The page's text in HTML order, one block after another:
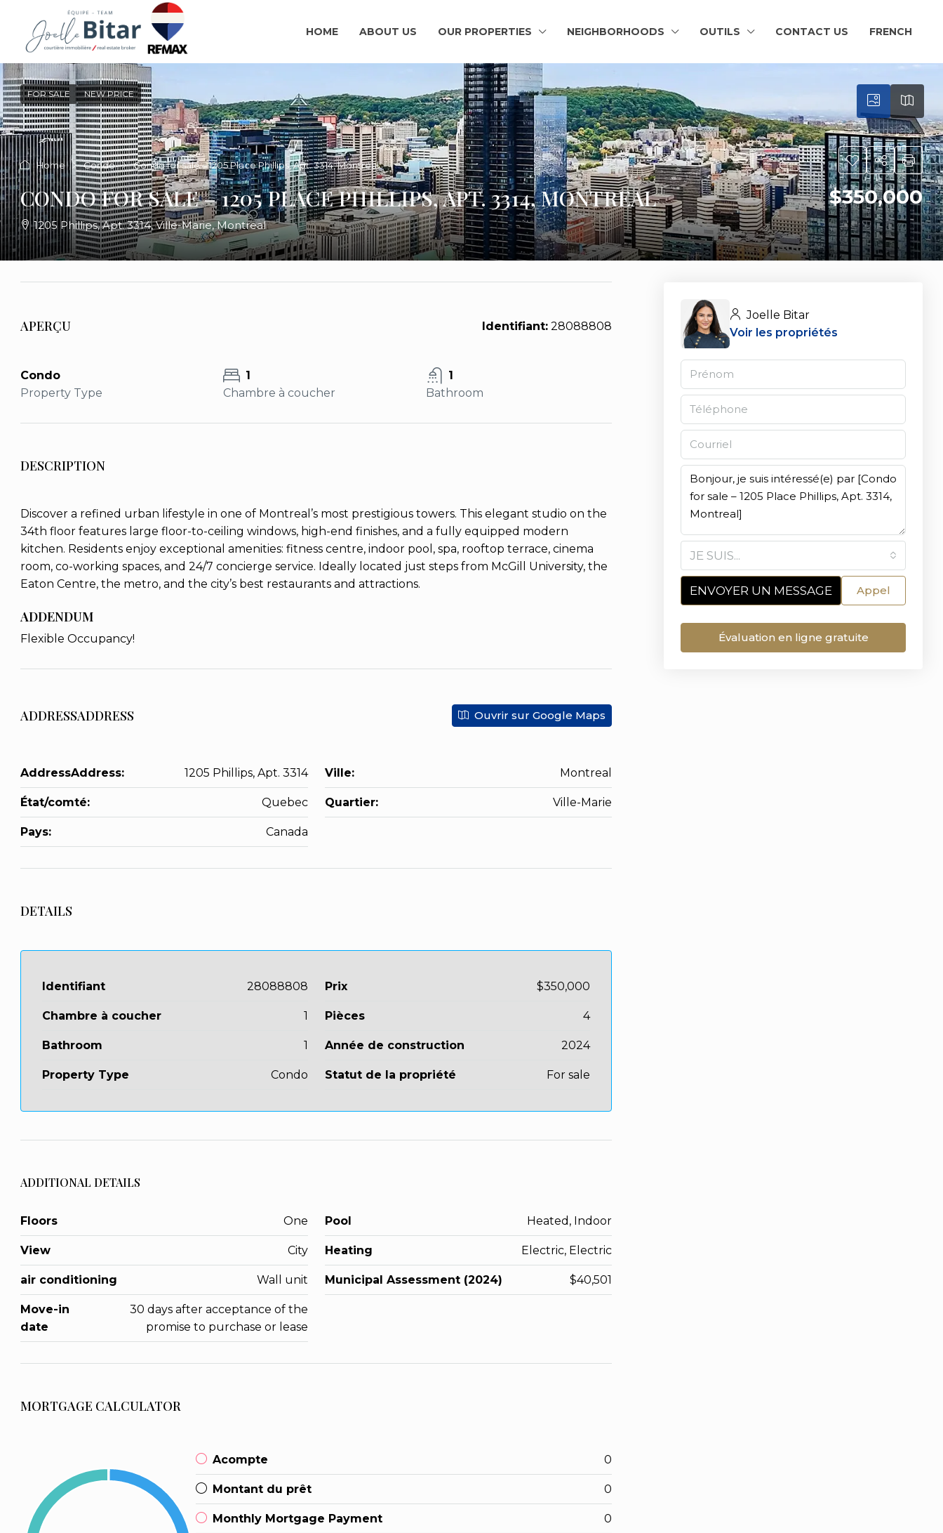
HOME ABOUT US OUR PROPERTIES NEIGHBORHOODS OUTILS CONTACT US FRENCH
FOR SALE NEW PRICE
Home Condo Condo for sale – 1205 Place Phillips, Apt. 3314, Montreal
CONDO FOR SALE – 1205 PLACE PHILLIPS, APT. 3314, MONTREAL
1205 Phillips, Apt. 3314, Ville-Marie, Montreal
$350,000
APERÇU Identifiant: 28088808
Condo
Property Type
1
Chambre à coucher
1
Bathroom
DESCRIPTION
Discover a refined urban lifestyle in one of Montreal’s most prestigious towers. This elegant studio on the
34th floor features large floor-to-ceiling windows, high-end finishes, and a fully equipped modern
kitchen. Residents enjoy exceptional amenities: fitness centre, indoor pool, spa, rooftop terrace, cinema
room, co-working spaces, and 24/7 concierge service. Ideally located just steps from McGill University, the
Eaton Centre, the metro, and the city’s best restaurants and attractions.
ADDENDUM
Flexible Occupancy!
ADDRESSADDRESS Ouvrir sur Google Maps
AddressAddress: 1205 Phillips, Apt. 3314 Ville: Montreal
État/comté: Quebec Quartier: Ville-Marie
Pays: Canada
DETAILS
Identifiant 28088808 Prix $350,000
Chambre à coucher 1 Pièces 4
Bathroom 1 Année de construction 2024
Property Type Condo Statut de la propriété For sale
ADDITIONAL DETAILS
Floors One Pool Heated, Indoor
View City Heating Electric, Electric
air conditioning Wall unit Municipal Assessment (2024) $40,501
Move-in
date
30 days after acceptance of the
promise to purchase or lease
MORTGAGE CALCULATOR
Acompte 0
Montant du prêt 0
Monthly Mortgage Payment 0
Joelle Bitar
Voir les propriétés
JE SUIS...
ENVOYER UN MESSAGE Appel
Évaluation en ligne gratuite